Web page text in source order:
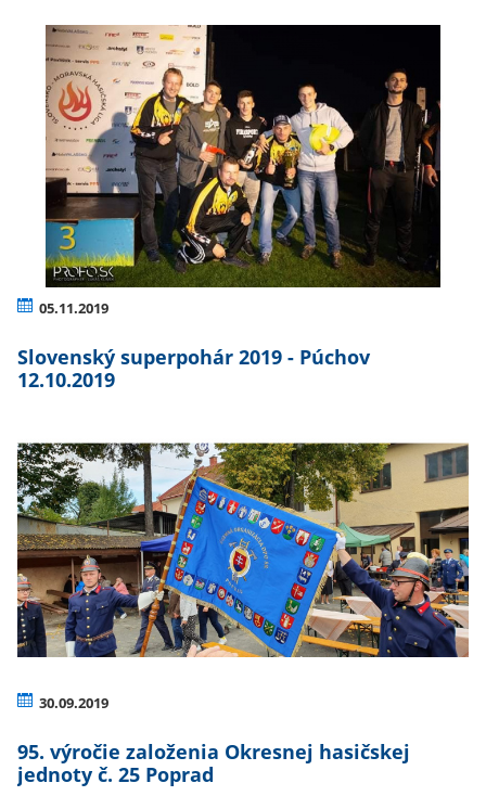
05.11.2019
Slovenský superpohár 2019 - Púchov
12.10.2019
30.09.2019
95. výročie založenia Okresnej hasičskej
jednoty č. 25 Poprad